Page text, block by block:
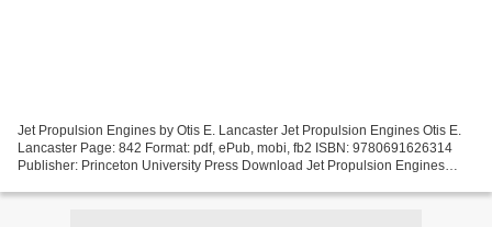
Jet Propulsion Engines by Otis E. Lancaster Jet Propulsion Engines Otis E.
Lancaster Page: 842 Format: pdf, ePub, mobi, fb2 ISBN: 9780691626314
Publisher: Princeton University Press Download Jet Propulsion Engines